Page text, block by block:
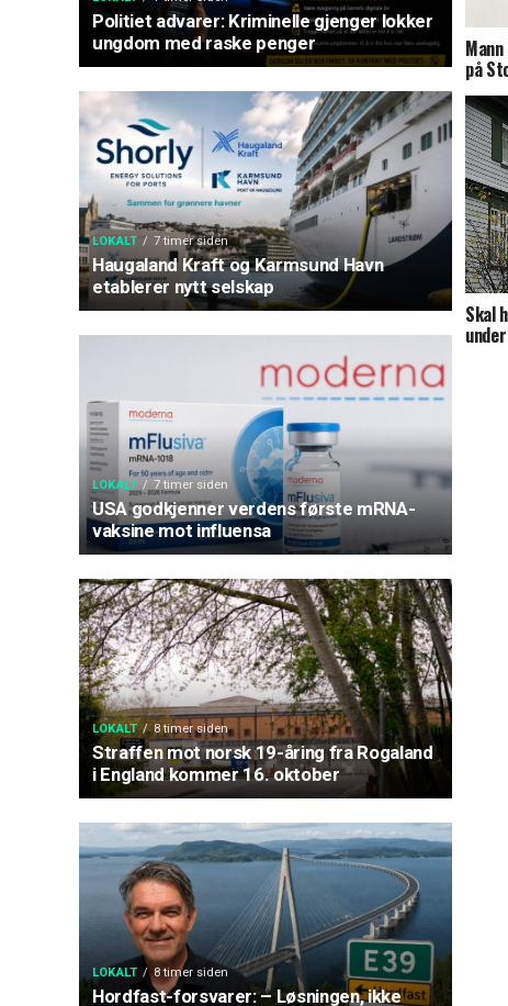
Politiet advarer: Kriminelle gjenger lokker
ungdom med raske penger
LOKALT 7 timer siden
Haugaland Kraft og Karmsund Havn
etablerer nytt selskap
LOKALT 7 timer siden
USA godkjenner verdens første mRNA-
vaksine mot influensa
LOKALT 8 timer siden
Straffen mot norsk 19-åring fra Rogaland
i England kommer 16. oktober
LOKALT 8 timer siden
Hordfast-forsvarer: – Løsningen, ikke
på
Skal